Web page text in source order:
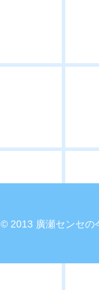
© 2013 廣瀬センセの